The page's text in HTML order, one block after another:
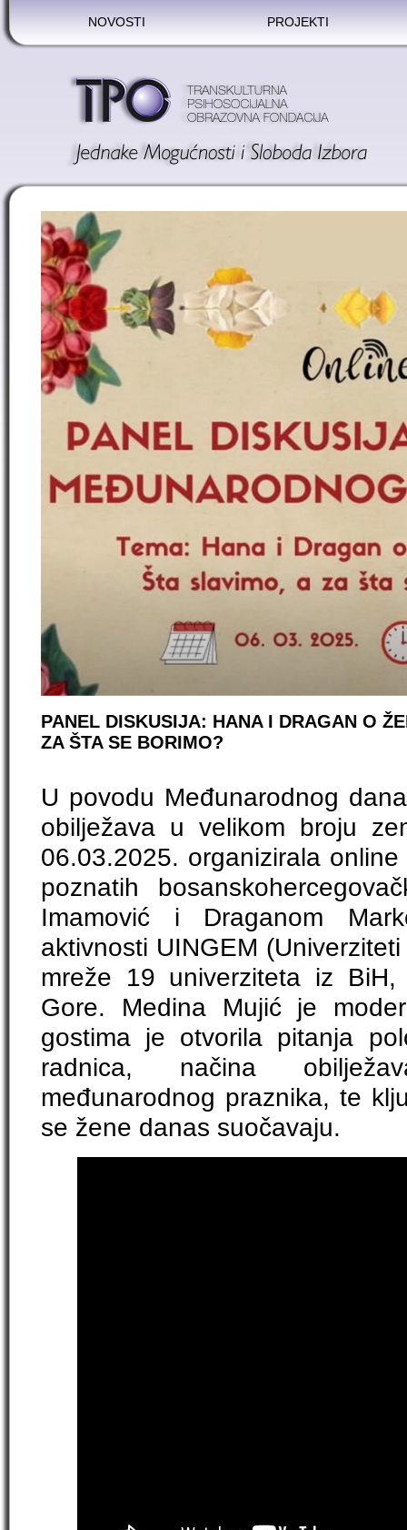
NOVOSTI PROJEKTI
PANEL DISKUSIJA: HANA I DRAGAN O
ZA ŠTA SE BORIMO?
U povodu Međunarodnog
obilježava u velikom broju
06.03.2025. organizirala
poznatih
Imamović i Draganom
aktivnosti UINGEM
mreže 19 univerziteta iz
Gore. Medina Mujić je
gostima je otvorila pitanja
radnica, načina
međunarodnog praznika, te
se žene danas suočavaju.